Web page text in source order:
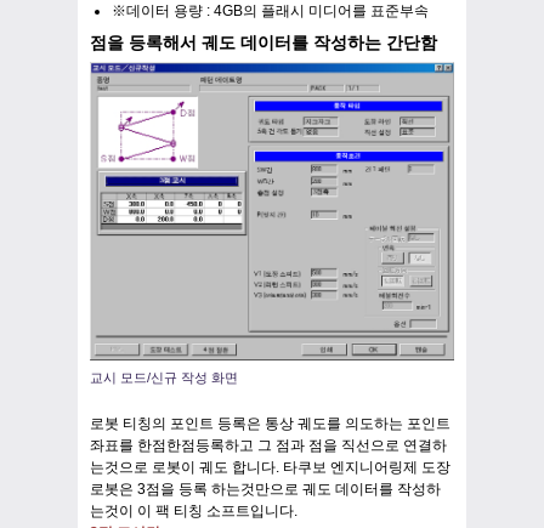
※데이터 용량 : 4GB의 플래시 미디어를 표준부속
점을 등록해서 궤도 데이터를 작성하는 간단함
교시 모드/신규 작성 화면
로봇 티칭의 포인트 등록은 통상 궤도를 의도하는 포인트
좌표를 한점한점등록하고 그 점과 점을 직선으로 연결하
는것으로 로봇이 궤도 합니다. 타쿠보 엔지니어링제 도장
로봇은 3점을 등록 하는것만으로 궤도 데이터를 작성하
는것이 이 팩 티칭 소프트입니다.